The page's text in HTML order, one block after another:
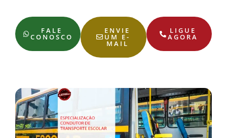
FALE
CONOSCO
ENVIE
UM E-
MAIL
LIGUE
AGORA